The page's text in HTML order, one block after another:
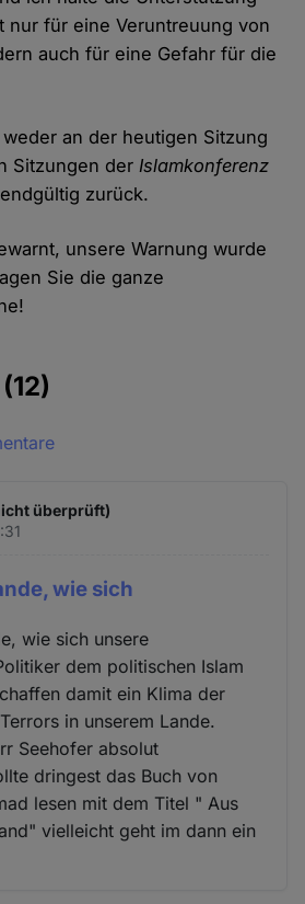
nur für eine Veruntreuung von
auch für eine Gefahr für die
an der heutigen Sitzung
Sitzungen derIslamkonferenz
zurück.
unsere Warnung wurde
Sie die ganze
(12)
überprüft)
wie sich
wie sich unsere
dem politischen Islam
damit ein Klima der
in unserem Lande.
Seehofer absolut
dringest das Buch von
lesen mit dem Titel " Aus
vielleicht geht im dann ein